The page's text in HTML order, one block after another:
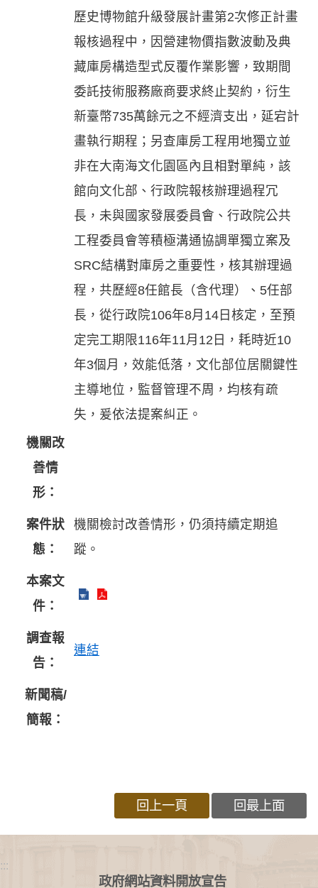
歷史博物館升級發展計畫第2次修正計畫
報核過程中，因營建物價指數波動及典
藏庫房構造型式反覆作業影響，致期間
委託技術服務廠商要求終止契約，衍生
新臺幣735萬餘元之不經濟支出，延宕計
畫執行期程；另查庫房工程用地獨立並
非在大南海文化園區內且相對單純，該
館向文化部、行政院報核辦理過程冗
長，未與國家發展委員會、行政院公共
工程委員會等積極溝通協調單獨立案及
SRC結構對庫房之重要性，核其辦理過
程，共歷經8任館長（含代理）、5任部
長，從行政院106年8月14日核定，至預
定完工期限116年11月12日，耗時近10
年3個月，效能低落，文化部位居關鍵性
主導地位，監督管理不周，均核有疏
失，爰依法提案糾正。
機關改
善情
形：
案件狀
態：
機關檢討改善情形，仍須持續定期追
蹤。
本案文
件：
調查報
告：
連結
新聞稿/
簡報：
回上一頁 回最上面
:::
政府網站資料開放宣告